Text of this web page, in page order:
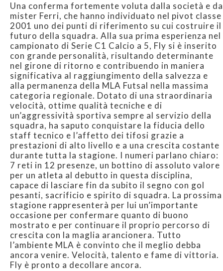
Una conferma fortemente voluta dalla società e da
mister Ferri, che hanno individuato nel pivot classe
2001 uno dei punti di riferimento su cui costruire il
futuro della squadra. Alla sua prima esperienza nel
campionato di Serie C1 Calcio a 5, Fly si è inserito
con grande personalità, risultando determinante
nel girone di ritorno e contribuendo in maniera
significativa al raggiungimento della salvezza e
alla permanenza della MLA Futsal nella massima
categoria regionale. Dotato di una straordinaria
velocità, ottime qualità tecniche e di
un’aggressività sportiva sempre al servizio della
squadra, ha saputo conquistare la fiducia dello
staff tecnico e l’affetto dei tifosi grazie a
prestazioni di alto livello e a una crescita costante
durante tutta la stagione. I numeri parlano chiaro:
7 reti in 12 presenze, un bottino di assoluto valore
per un atleta al debutto in questa disciplina,
capace di lasciare fin da subito il segno con gol
pesanti, sacrificio e spirito di squadra. La prossima
stagione rappresenterà per lui un’importante
occasione per confermare quanto di buono
mostrato e per continuare il proprio percorso di
crescita con la maglia arancionera. Tutto
l’ambiente MLA è convinto che il meglio debba
ancora venire. Velocità, talento e fame di vittoria.
Fly è pronto a decollare ancora.